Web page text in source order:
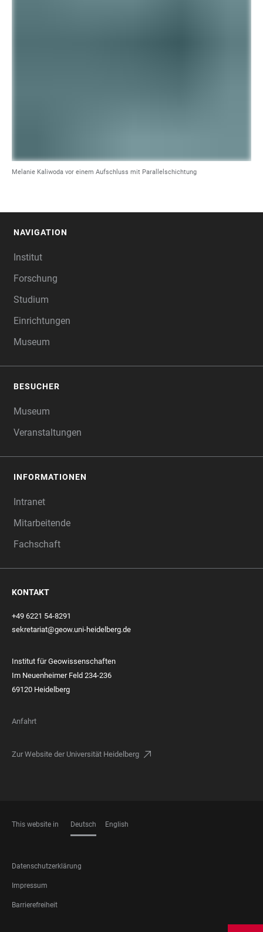
Melanie Kaliwoda vor einem Aufschluss mit Parallelschichtung
NAVIGATION
Institut
Forschung
Studium
Einrichtungen
Museum
BESUCHER
Museum
Veranstaltungen
INFORMATIONEN
Intranet
Mitarbeitende
Fachschaft
KONTAKT
+49 6221 54-8291
sekretariat@geow.uni-heidelberg.de
Institut für Geowissenschaften
Im Neuenheimer Feld 234-236
69120 Heidelberg
Anfahrt
Zur Website der Universität Heidelberg
This website in Deutsch English
FOOTER
LEGAL
Datenschutzerklärung
Impressum
Barrierefreiheit